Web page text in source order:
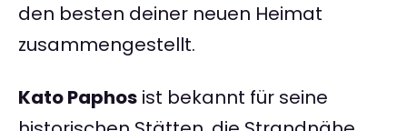
den besten deiner neuen Heimat
zusammengestellt.
Kato Paphos ist bekannt für seine